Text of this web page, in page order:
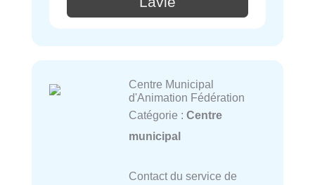
Centre Municipal
d'Animation Fédération
Catégorie : Centre
municipal
Contact du service de